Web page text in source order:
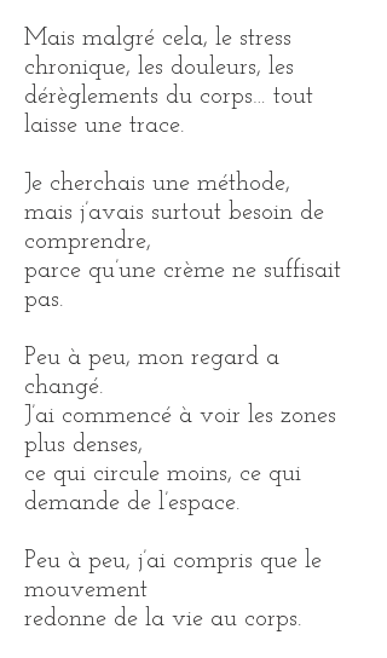
Mais malgré cela, le stress
chronique, les douleurs, les
dérèglements du corps… tout
laisse une trace.
Je cherchais une méthode,
mais j’avais surtout besoin de
comprendre,
parce qu’une crème ne suffisait
pas.
Peu à peu, mon regard a
changé.
J’ai commencé à voir les zones
plus denses,
ce qui circule moins, ce qui
demande de l’espace.
Peu à peu, j’ai compris que le
mouvement
redonne de la vie au corps.